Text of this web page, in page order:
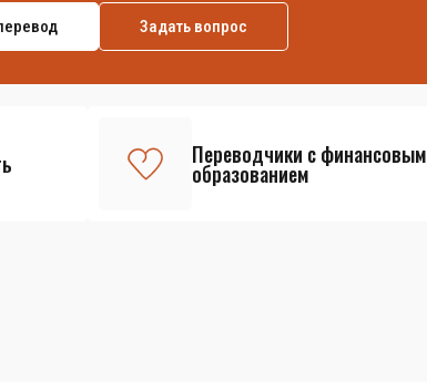
Задать вопрос
Переводчики с финансовым
образованием